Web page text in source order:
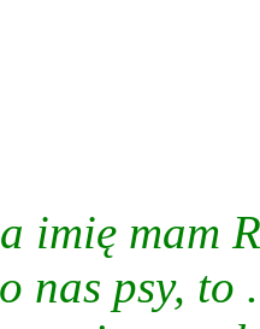
imię mam
nas psy,